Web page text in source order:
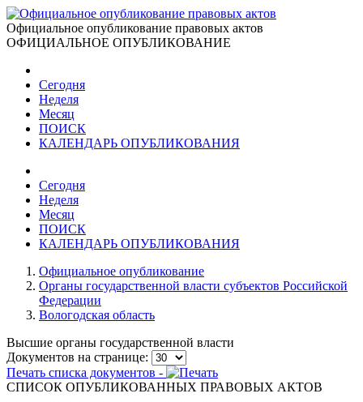
Официальное опубликование правовых актов
ОФИЦИАЛЬНОЕ ОПУБЛИКОВАНИЕ
Сегодня
Неделя
Месяц
ПОИСК
КАЛЕНДАРЬ ОПУБЛИКОВАНИЯ
Сегодня
Неделя
Месяц
ПОИСК
КАЛЕНДАРЬ ОПУБЛИКОВАНИЯ
Официальное опубликование
Органы государственной власти субъектов Российской
Федерации
Вологодская область
Высшие органы государственной власти
Документов на странице:
Печать списка документов -
СПИСОК ОПУБЛИКОВАННЫХ ПРАВОВЫХ АКТОВ